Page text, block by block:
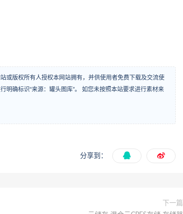
或版权所有人授权本网站拥有，并供使用者免费下载及交流使
明确标识“来源：罐头图库”。 如您未按照本站要求进行素材来
分享到：
下一篇